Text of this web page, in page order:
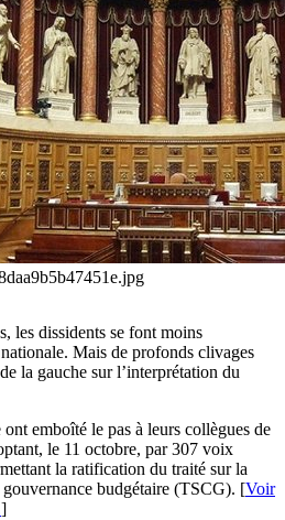
les dissidents se font moins
Mais de profonds clivages
la gauche sur l’interprétation du
emboîté le pas à leurs collègues de
le 11 octobre, par 307 voix
la ratification du traité sur la
budgétaire (TSCG). [Voir
]